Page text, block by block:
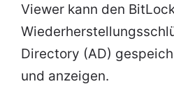
Viewer kann den
Directory (AD)
und anzeigen.